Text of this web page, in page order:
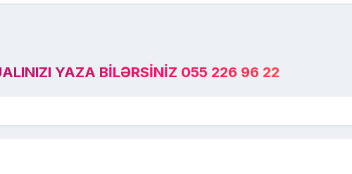
YAZA BILƏRSINIZ 055 226 96 22